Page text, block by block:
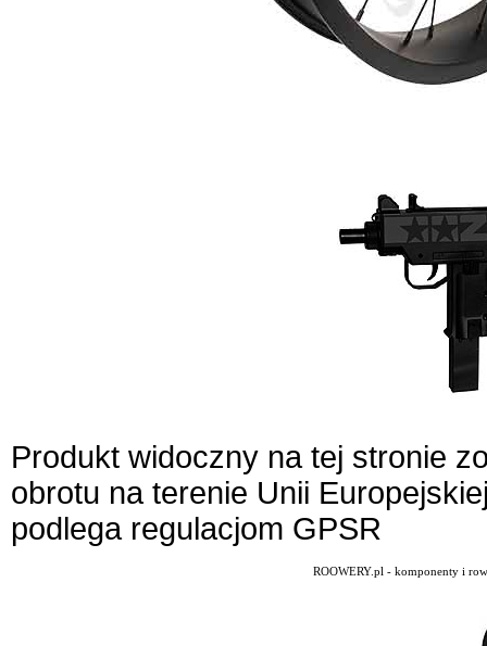
Produkt widoczny na tej stronie
obrotu na terenie Unii
podlega regulacjom GPSR
ROOWERY.pl - komponenty i